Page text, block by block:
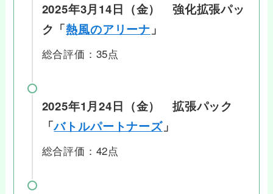
2025年3月14日（金） 強化拡張パッ
ク「熱風のアリーナ 」
総合評価：35点
2025年1月24日（金） 拡張パック
「バトルパートナーズ」
総合評価：42点